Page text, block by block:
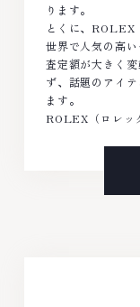
ります。
とくに、ROLEX
世界で人気の高
査定額が大きく
ず、話題のアイ
ます。
ROLEX（ロレッ